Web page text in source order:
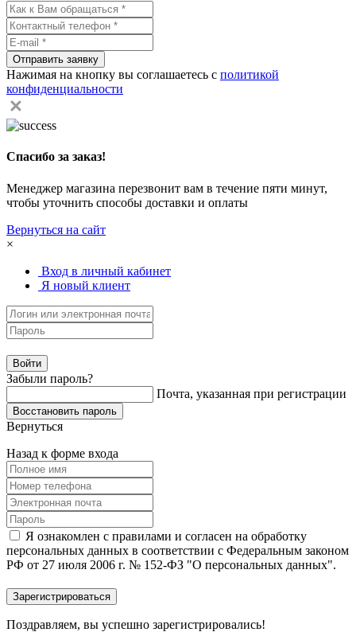
Отправить заявку
Нажимая на кнопку вы соглашаетесь с политикой
конфиденциальности
Спасибо за заказ!
Менеджер магазина перезвонит вам в течение пяти минут,
чтобы уточнить способы доставки и оплаты
Вернуться на сайт
×
Вход в личный кабинет
Я новый клиент
Забыли пароль?
Почта, указанная при регистрации
Вернуться
Назад к форме входа
Я ознакомлен с правилами и согласен на обработку
персональных данных в соответствии с Федеральным законом
РФ от 27 июля 2006 г. № 152-ФЗ "О персональных данных".
Поздравляем, вы успешно зарегистрировались!